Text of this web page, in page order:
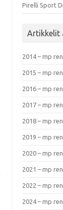
Pirelli Sport
Artikkelit
2014 – mp
2015 – mp
2016 – mp
2017 – mp
2018 – mp
2019 – mp
2020 – mp
2021 – mp
2022 – mp
2024 – mp